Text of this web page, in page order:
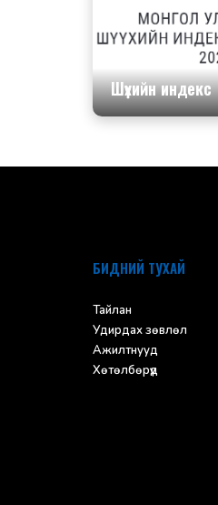
Шүүхийн индекс
БИДНИЙ ТУХАЙ
Тайлан
Удирдах зөвлөл
Ажилтнууд
Хөтөлбөрүүд